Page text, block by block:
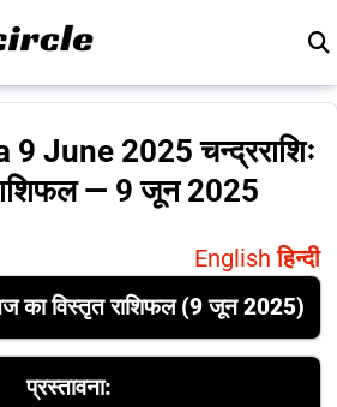
June 2025 चन्द्रराशिः
— 9 जून 2025
English हिन्दी
का विस्तृत राशिफल (9 जून 2025)
प्रस्तावना: